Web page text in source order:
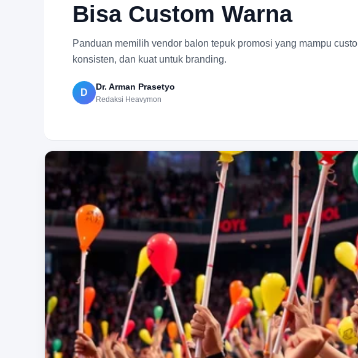
Bisa Custom Warna
Panduan memilih vendor balon tepuk promosi yang mampu
konsisten, dan kuat untuk branding.
D
Dr. Arman Prasetyo
Redaksi Heavymon